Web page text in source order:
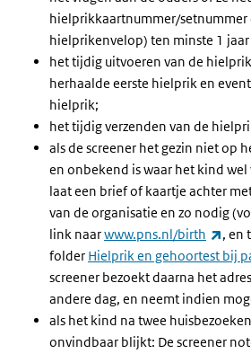
hielprikkaartnummer/setnummer
hielprikenvelop) ten minste 1
het tijdig uitvoeren van de
herhaalde eerste hielprik en
hielprik;
het tijdig verzenden van de
als de screener het gezin niet op
en onbekend is waar het kind wel
laat een brief of kaartje achter
van de organisatie en zo nodig
link naarwww.pns.nl/birth
, en
folder Hielprik en gehoortest bij
screener bezoekt daarna het
andere dag, en neemt indien
als het kind na twee
onvindbaar blijkt: De screener